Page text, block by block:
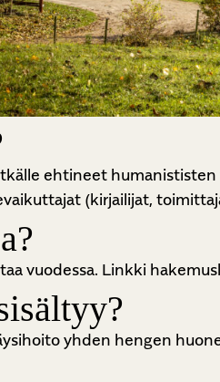
ehtineet
(kirjailijat,
vuodessa. Linkki
yhden hengen